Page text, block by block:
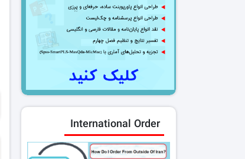
International Order